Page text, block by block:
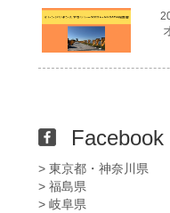
Facebook
> 東京都・神奈川県
> 福島県
> 岐阜県